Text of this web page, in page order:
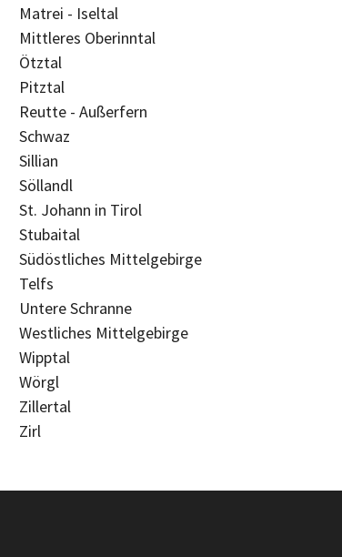
Matrei - Iseltal
Mittleres Oberinntal
Ötztal
Pitztal
Reutte - Außerfern
Schwaz
Sillian
Söllandl
St. Johann in Tirol
Stubaital
Südöstliches Mittelgebirge
Telfs
Untere Schranne
Westliches Mittelgebirge
Wipptal
Wörgl
Zillertal
Zirl